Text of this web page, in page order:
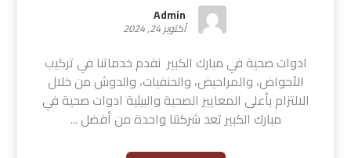
Admin
أكتوبر 24, 2024
ادوات صحية في مبارك الكبير نقدم خدماتنا في تركيب
الأحواض، والمراحيض، والحنفيات، والدوش من خلال
الالتزام بأعلى المعايير الصحية والبيئية ادوات صحية في
مبارك الكبير تعد شركتنا واحدة من أفضل ...